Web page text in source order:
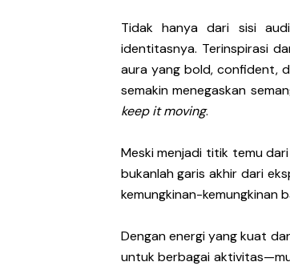
Tidak hanya dari sisi
identitasnya. Terinspirasi
aura yang bold, confident,
semakin menegaskan
keep it moving.
Meski menjadi titik temu dari
bukanlah garis akhir dari
kemungkinan-kemungkinan
Dengan energi yang kuat
untuk berbagai